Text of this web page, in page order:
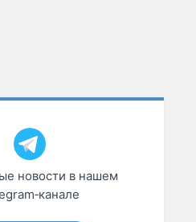
новости в нашем